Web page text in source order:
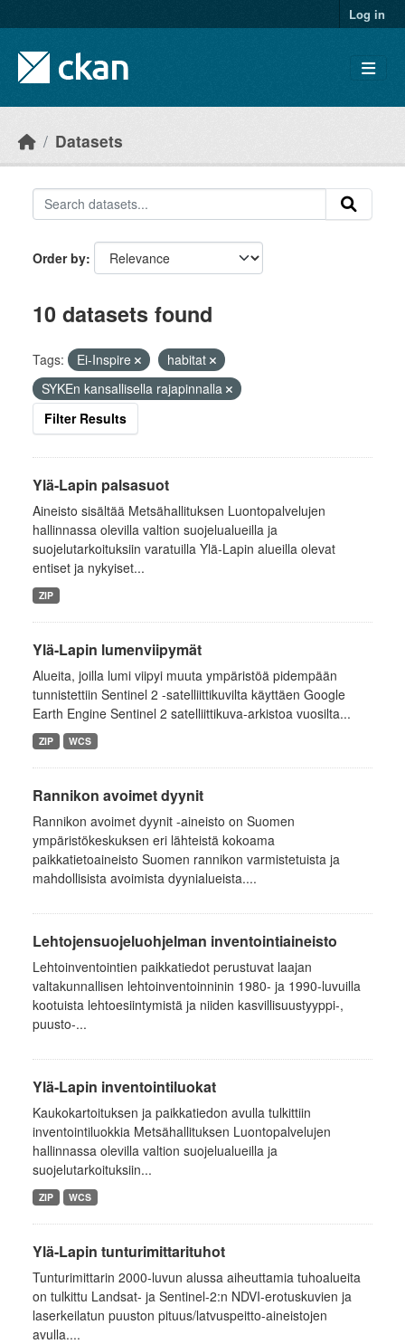
Log in
Datasets
Order by
10 datasets found
Tags: Ei-Inspire
habitat
SYKEn kansallisella rajapinnalla
Filter Results
Ylä-Lapin palsasuot
Aineisto sisältää Metsähallituksen Luontopalvelujen
hallinnassa olevilla valtion suojelualueilla ja
suojelutarkoituksiin varatuilla Ylä-Lapin alueilla olevat
entiset ja nykyiset...
ZIP
Ylä-Lapin lumenviipymät
Alueita, joilla lumi viipyi muuta ympäristöä pidempään
tunnistettiin Sentinel 2 -satelliittikuvilta käyttäen Google
Earth Engine Sentinel 2 satelliittikuva-arkistoa vuosilta...
ZIP WCS
Rannikon avoimet dyynit
Rannikon avoimet dyynit -aineisto on Suomen
ympäristökeskuksen eri lähteistä kokoama
paikkatietoaineisto Suomen rannikon varmistetuista ja
mahdollisista avoimista dyynialueista....
Lehtojensuojeluohjelman inventointiaineisto
Lehtoinventointien paikkatiedot perustuvat laajan
valtakunnallisen lehtoinventoinninin 1980- ja 1990-luvuilla
kootuista lehtoesiintymistä ja niiden kasvillisuustyyppi-,
puusto-...
Ylä-Lapin inventointiluokat
Kaukokartoituksen ja paikkatiedon avulla tulkittiin
inventointiluokkia Metsähallituksen Luontopalvelujen
hallinnassa olevilla valtion suojelualueilla ja
suojelutarkoituksiin...
ZIP WCS
Ylä-Lapin tunturimittarituhot
Tunturimittarin 2000-luvun alussa aiheuttamia tuhoalueita
on tulkittu Landsat- ja Sentinel-2:n NDVI-erotuskuvien ja
laserkeilatun puuston pituus/latvuspeitto-aineistojen
avulla....